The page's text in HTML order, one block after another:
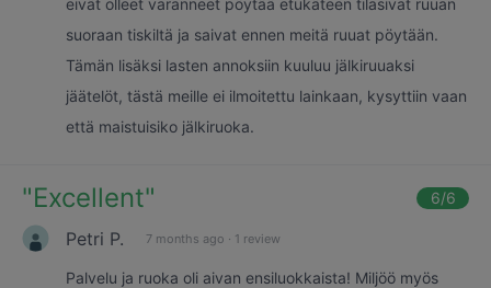
eivät olleet varanneet pöytää etukäteen tilasivat ruuan
suoraan tiskiltä ja saivat ennen meitä ruuat pöytään.
Tämän lisäksi lasten annoksiin kuuluu jälkiruuaksi
jäätelöt, tästä meille ei ilmoitettu lainkaan, kysyttiin vaan
että maistuisiko jälkiruoka.
"Excellent" 6/6
Petri P. 7 months ago · 1 review
Palvelu ja ruoka oli aivan ensiluokkaista! Miljöö myös